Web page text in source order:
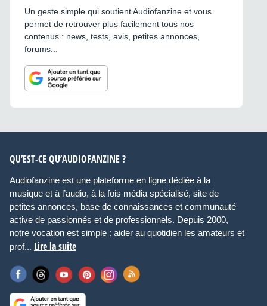
Un geste simple qui soutient Audiofanzine et vous
permet de retrouver plus facilement tous nos
contenus : news, tests, avis, petites annonces,
forums...
QU’EST-CE QU’AUDIOFANZINE ?
Audiofanzine est une plateforme en ligne dédiée à la
musique et à l’audio, à la fois média spécialisé, site de
petites annonces, base de connaissances et communauté
active de passionnés et de professionnels. Depuis 2000,
notre vocation est simple : aider au quotidien les amateurs et
prof... Lire la suite